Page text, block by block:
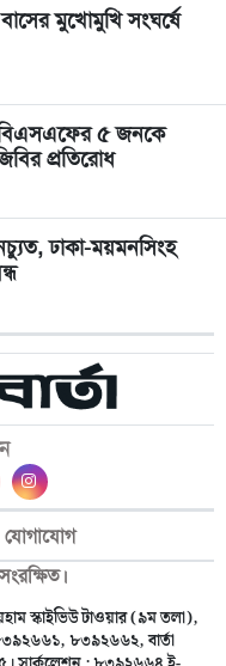
মুখোমুখি সংঘর্ষে
বিএসএফের ৫ জনকে
প্রতিরোধ
ঢাকা-ময়মনসিংহ
যোগাযোগ
স্কাইভিউ টাওয়ার (৯ম তলা),
৮৩৯২৬৬২, বার্তা